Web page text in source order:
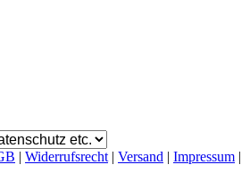
| Widerrufsrecht | Versand | Impressum |